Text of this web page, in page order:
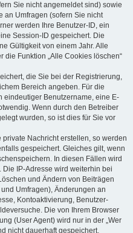
Sie nicht angemeldet sind) sowie
an Umfragen (sofern Sie nicht
werden Ihre Benutzer-ID, ein
Session-ID gespeichert. Die
Gültigkeit von einem Jahr. Alle
Funktion „Alle Cookies löschen“
die Sie bei der Registrierung,
Bereich angeben. Für die
eindeutiger Benutzername, eine E-
Wenn durch den Betreiber
wurden, so ist dies für Sie vor
Nachricht erstellen, so werden
gespeichert. Gleiches gilt, wenn
In diesen Fällen wird
IP-Adresse wird weiterhin bei
und Ändern von Beiträgen
Umfragen), Änderungen an
Kontoaktivierung, Benutzer-
Die von Ihrem Browser
(User Agent) wird nur in der „Wer
nicht dauerhaft gespeichert.